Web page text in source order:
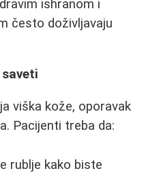
ishranom i
često doživljavaju
viška kože, oporavak
Pacijenti treba da:
rublje kako biste